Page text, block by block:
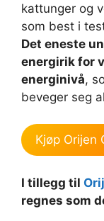
kattunger og
som best i
Det eneste
energirik for
energinivå,
beveger seg
Kjøp Orijen
I tillegg til
regnes som